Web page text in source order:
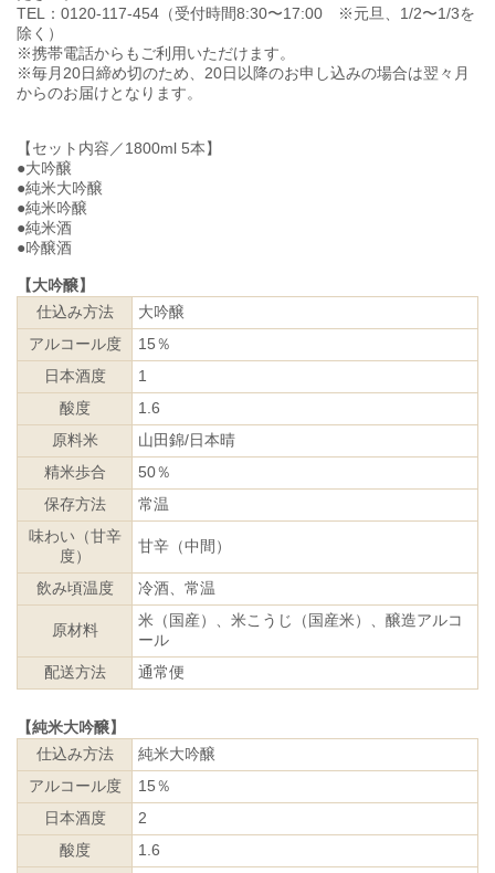
TEL：0120-117-454（受付時間8:30〜17:00 ※元旦、1/2〜1/3を
除く）
※携帯電話からもご利用いただけます。
※毎月20日締め切のため、20日以降のお申し込みの場合は翌々月
からのお届けとなります。
【セット内容／1800ml 5本】
●大吟醸
●純米大吟醸
●純米吟醸
●純米酒
●吟醸酒
【大吟醸】
仕込み方法
大吟醸
アルコール度
15％
日本酒度
1
酸度
1.6
原料米
山田錦/日本晴
精米歩合
50％
保存方法
常温
味わい（甘辛
度）
甘辛（中間）
飲み頃温度 冷酒、常温
原材料
米（国産）、米こうじ（国産米）、醸造アルコ
ール
配送方法
通常便
【純米大吟醸】
仕込み方法
純米大吟醸
アルコール度
15％
日本酒度
2
酸度
1.6